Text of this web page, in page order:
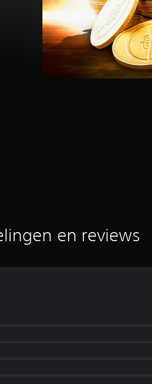
en reviews